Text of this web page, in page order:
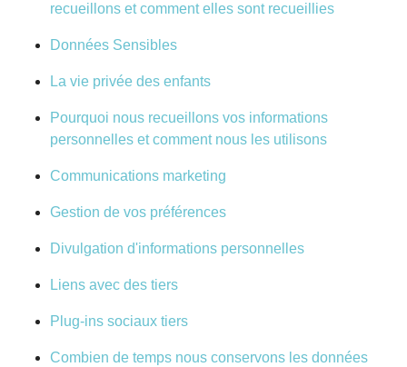
recueillons et comment elles sont recueillies
Données Sensibles
La vie privée des enfants
Pourquoi nous recueillons vos informations
personnelles et comment nous les utilisons
Communications marketing
Gestion de vos préférences
Divulgation d'informations personnelles
Liens avec des tiers
Plug-ins sociaux tiers
Combien de temps nous conservons les données